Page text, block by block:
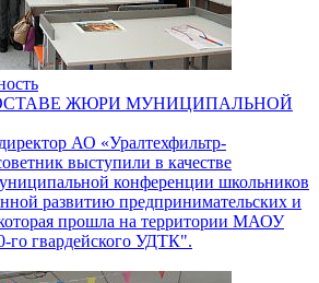
ЖЮРИ МУНИЦИПАЛЬНОЙ
АО «Уралтехфильтр-
выступили в качестве
конференции школьников
развитию предпринимательских и
прошла на территории МАОУ
гвардейского УДТК".